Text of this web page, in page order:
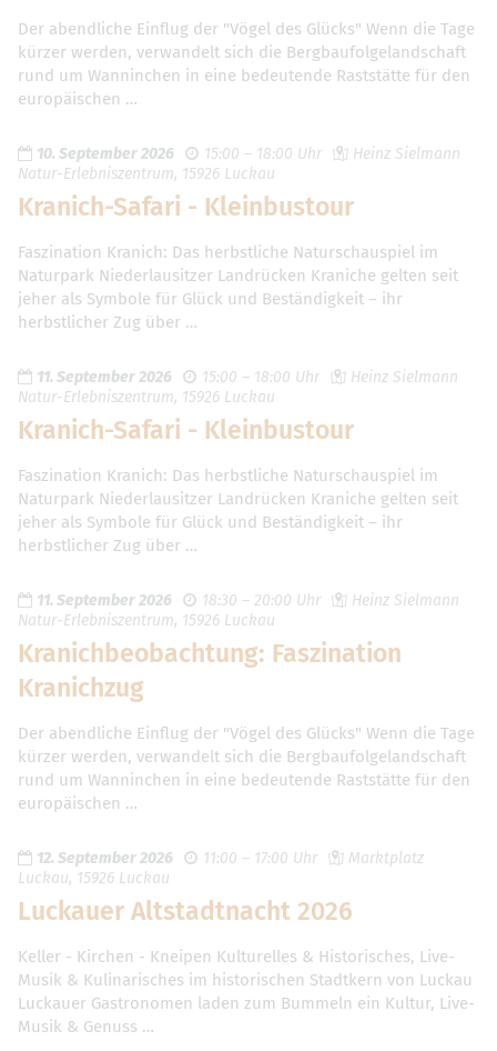
Der abendliche Einflug der "Vögel des Glücks" Wenn die Tage
kürzer werden, verwandelt sich die Bergbaufolgelandschaft
rund um Wanninchen in eine bedeutende Raststätte für den
europäischen …
10. September 2026 15:00 – 18:00 Uhr
Heinz Sielmann
Natur-Erlebniszentrum, 15926 Luckau
Kranich-Safari - Kleinbustour
Faszination Kranich: Das herbstliche Naturschauspiel im
Naturpark Niederlausitzer Landrücken Kraniche gelten seit
jeher als Symbole für Glück und Beständigkeit – ihr
herbstlicher Zug über …
11. September 2026 15:00 – 18:00 Uhr
Heinz Sielmann
Natur-Erlebniszentrum, 15926 Luckau
Kranich-Safari - Kleinbustour
Faszination Kranich: Das herbstliche Naturschauspiel im
Naturpark Niederlausitzer Landrücken Kraniche gelten seit
jeher als Symbole für Glück und Beständigkeit – ihr
herbstlicher Zug über …
11. September 2026 18:30 – 20:00 Uhr
Heinz Sielmann
Natur-Erlebniszentrum, 15926 Luckau
Kranichbeobachtung: Faszination
Kranichzug
Der abendliche Einflug der "Vögel des Glücks" Wenn die Tage
kürzer werden, verwandelt sich die Bergbaufolgelandschaft
rund um Wanninchen in eine bedeutende Raststätte für den
europäischen …
12. September 2026 11:00 – 17:00 Uhr
Marktplatz
Luckau, 15926 Luckau
Luckauer Altstadtnacht 2026
Keller - Kirchen - Kneipen Kulturelles & Historisches, Live-
Musik & Kulinarisches im historischen Stadtkern von Luckau
Luckauer Gastronomen laden zum Bummeln ein Kultur, Live-
Musik & Genuss …